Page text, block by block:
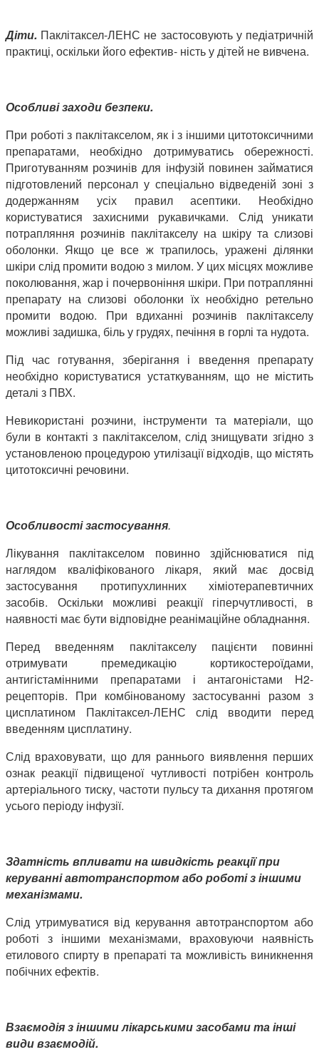
Діти. Паклітаксел-ЛЕНС не застосовують у педіатричній
практиці, оскільки його ефектив- ність у дітей не вивчена.
Особливі заходи безпеки.
При роботі з паклітакселом, як і з іншими цитотоксичними
препаратами, необхідно
дотримуватись обережності.
Приготуванням розчинів для інфузій повинен займатися
підготовлений персонал у спеціально відведеній зоні з
додержанням усіх правил асептики. Необхідно
користуватися захисними рукавичками. Слід уникати
потрапляння розчинів паклітакселу на шкіру та слизові
оболонки. Якщо це все ж трапилось, уражені ділянки
шкіри слід промити водою з милом. У цих місцях можливе
поколювання, жар і почервоніння шкіри. При потраплянні
препарату на слизові оболонки їх необхідно ретельно
промити водою. При вдиханні розчинів паклітакселу
можливі задишка, біль у грудях, печіння в горлі та нудота.
Під час готування, зберігання і введення препарату
необхідно користуватися устаткуванням, що не містить
деталі з ПВХ.
Невикористані розчини, інструменти та матеріали, що
були в контакті з паклітакселом, слід знищувати згідно з
установленою процедурою утилізації відходів, що містять
цитотоксичні речовини.
Особливості застосування.
Лікування паклітакселом повинно здійснюватися під
наглядом кваліфікованого лікаря, який має досвід
застосування протипухлинних хіміотерапевтичних
засобів. Оскільки можливі реакції гіперчутливості, в
наявності має бути відповідне реанімаційне обладнання.
Перед введенням паклітакселу пацієнти повинні
отримувати премедикацію кортикостероїдами,
антигістамінними препаратами і антагоністами H2-
рецепторів. При комбінованому застосуванні разом з
цисплатином Паклітаксел-ЛЕНС слід вводити перед
введенням цисплатину.
Слід враховувати, що для раннього виявлення перших
ознак реакції підвищеної чутливості потрібен контроль
артеріального тиску, частоти пульсу та дихання протягом
усього періоду інфузії.
Здатність впливати на швидкість реакції при
керуванні автотранспортом або роботі з іншими
механізмами.
Слід утримуватися від керування автотранспортом або
роботі з іншими механізмами, враховуючи наявність
етилового спирту в препараті та можливість виникнення
побічних ефектів.
Взаємодія з іншими лікарськими засобами та інші
види взаємодій.